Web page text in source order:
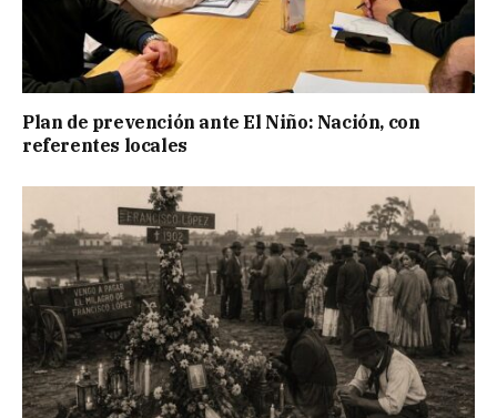
Plan de prevención ante El Niño: Nación, con
referentes locales